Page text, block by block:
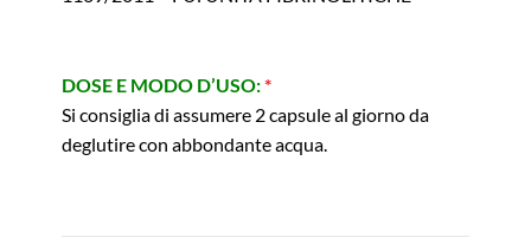
DOSE E MODO D’USO:*
Si consiglia di assumere 2 capsule al giorno da
deglutire con abbondante acqua.